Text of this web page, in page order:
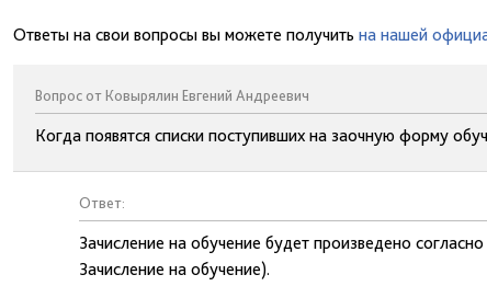
Ответы на свои вопросы вы можете получить на нашей
Вопрос от Ковырялин Евгений Андреевич
Когда появятся списки поступивших на заочную форму
Ответ:
Зачисление на обучение будет произведено
Зачисление на обучение).